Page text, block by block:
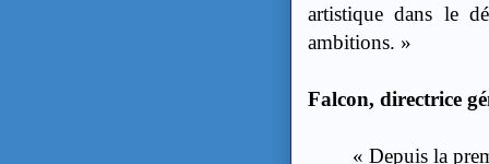
artistique dans le
ambitions. »
Falcon, directrice
« Depuis la